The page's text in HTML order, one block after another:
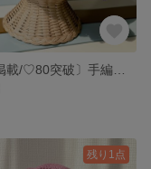
残り1点